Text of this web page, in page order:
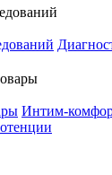
Интим-